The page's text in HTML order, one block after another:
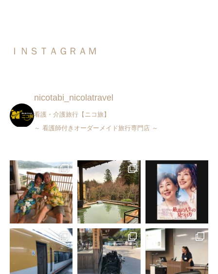
ＩＮＳＴＡＧＲＡＭ
nicotabi_nicolatravel
看護・介護旅行【ニコ旅】
～ 看護師付きオーダーメイド旅行専門店 ～